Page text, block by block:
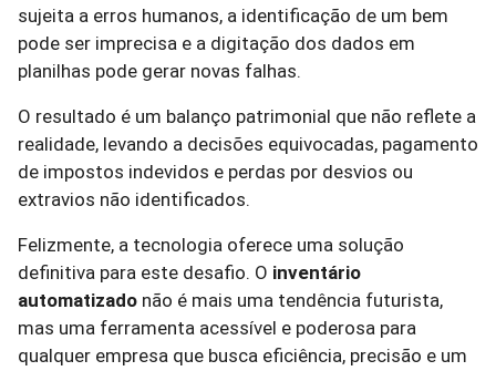
sujeita a erros humanos, a identificação de um bem
pode ser imprecisa e a digitação dos dados em
planilhas pode gerar novas falhas.
O resultado é um balanço patrimonial que não reflete a
realidade, levando a decisões equivocadas, pagamento
de impostos indevidos e perdas por desvios ou
extravios não identificados.
Felizmente, a tecnologia oferece uma solução
definitiva para este desafio. O inventário
automatizado não é mais uma tendência futurista,
mas uma ferramenta acessível e poderosa para
qualquer empresa que busca eficiência, precisão e um